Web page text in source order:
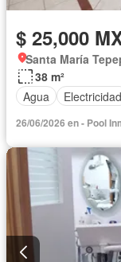
$ 25,000
Santa María
38 m²
Agua
Electricidad
26/06/2026 en - Pool